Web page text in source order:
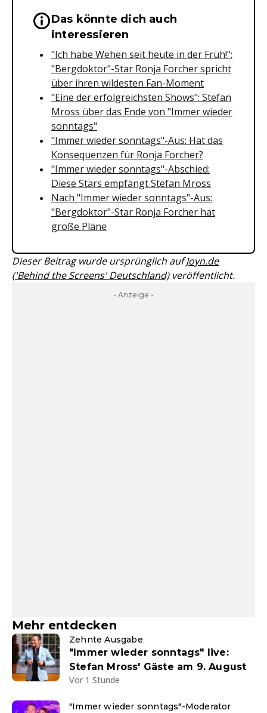
Wichtige Hinweise &
Das könnte dich auch
interessieren
"Ich habe Wehen seit heute in der Früh!":
"Bergdoktor"-Star Ronja Forcher spricht
über ihren wildesten Fan-Moment
"Eine der erfolgreichsten Shows": Stefan
Mross über das Ende von "Immer wieder
sonntags"
"Immer wieder sonntags"-Aus: Hat das
Konsequenzen für Ronja Forcher?
"Immer wieder sonntags"-Abschied:
Diese Stars empfängt Stefan Mross
Nach "Immer wieder sonntags"-Aus:
"Bergdoktor"-Star Ronja Forcher hat
große Pläne
Dieser Beitrag wurde ursprünglich aufJoyn.de
('Behind the Screens' Deutschland)veröffentlicht.
- Anzeige -
Mehr entdecken
Zehnte Ausgabe
"Immer wieder sonntags" live:
Stefan Mross' Gäste am 9. August
Vor 1 Stunde
"Immer wieder sonntags"-Moderator